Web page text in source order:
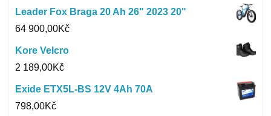
Leader Fox Braga 20 Ah 26" 2023 20"
64 900,00Kč
Kore Velcro
2 189,00Kč
Exide ETX5L-BS 12V 4Ah 70A
798,00Kč